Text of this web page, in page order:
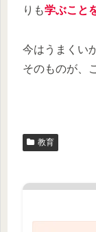
りも学ぶこと
今はうまくい
そのものが、
教育